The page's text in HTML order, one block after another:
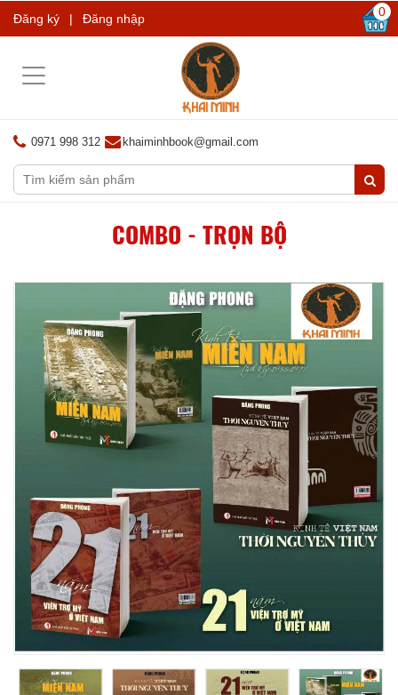
Đăng ký | Đăng nhập 0
Toggle
0971 998 312 khaiminhbook@gmail.com
COMBO - TRỌN BỘ